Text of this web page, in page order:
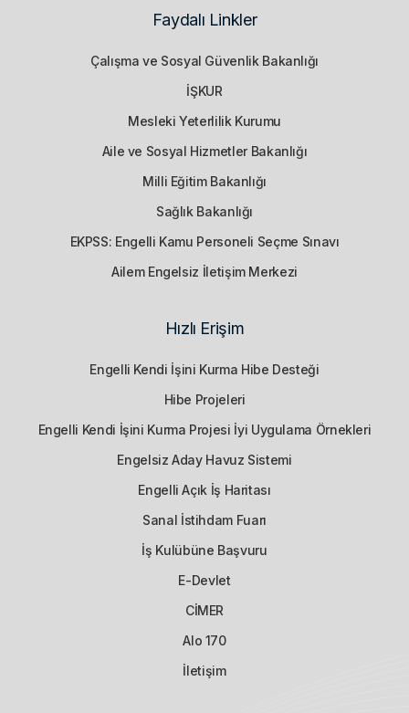
Faydalı Linkler
Çalışma ve Sosyal Güvenlik Bakanlığı
İŞKUR
Mesleki Yeterlilik Kurumu
Aile ve Sosyal Hizmetler Bakanlığı
Milli Eğitim Bakanlığı
Sağlık Bakanlığı
EKPSS: Engelli Kamu Personeli Seçme Sınavı
Ailem Engelsiz İletişim Merkezi
Hızlı Erişim
Engelli Kendi İşini Kurma Hibe Desteği
Hibe Projeleri
Engelli Kendi İşini Kurma Projesi İyi Uygulama Örnekleri
Engelsiz Aday Havuz Sistemi
Engelli Açık İş Haritası
Sanal İstihdam Fuarı
İş Kulübüne Başvuru
E-Devlet
CİMER
Alo 170
İletişim